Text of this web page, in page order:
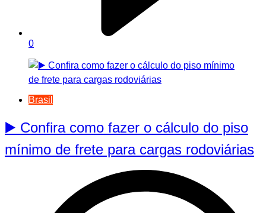
0
Brasil
▶️ Confira como fazer o cálculo do piso
mínimo de frete para cargas rodoviárias